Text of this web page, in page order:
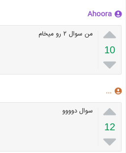
Ahoora

10

من سوال ۲ رو میخام
...

12

سوال دوووو